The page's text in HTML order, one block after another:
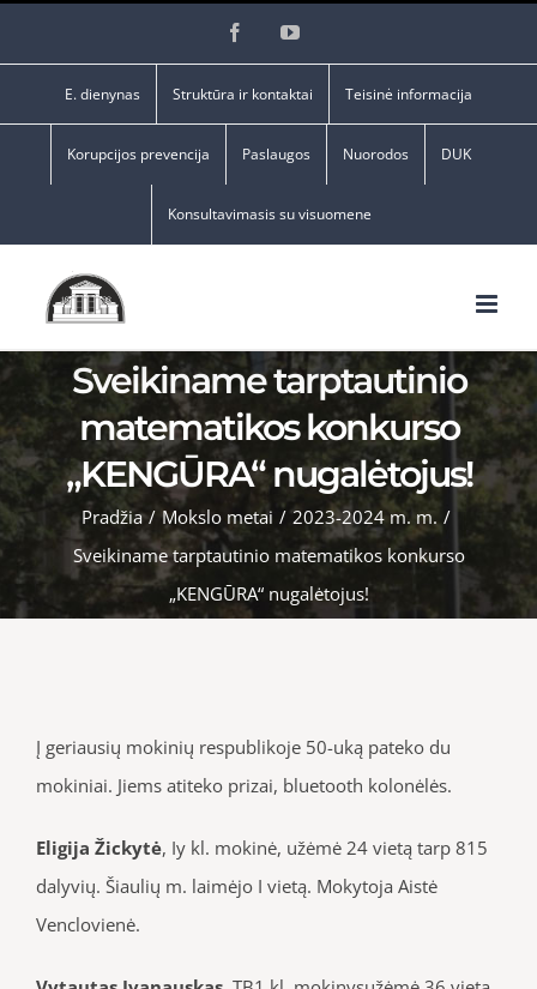
FacebookYouTube
E. dienynas Struktūra ir kontaktai Teisinė informacija
Korupcijos prevencija Paslaugos Nuorodos DUK
Konsultavimasis su visuomene
Sveikiname tarptautinio
matematikos konkurso
„KENGŪRA“ nugalėtojus!
Pradžia / Mokslo metai / 2023-2024 m. m. /
Sveikiname tarptautinio matematikos konkurso
„KENGŪRA“ nugalėtojus!
Į geriausių mokinių respublikoje 50-uką pateko du
mokiniai. Jiems atiteko prizai, bluetooth kolonėlės.
Eligija Žickytė, Iy kl. mokinė, užėmė 24 vietą tarp 815
dalyvių. Šiaulių m. laimėjo I vietą. Mokytoja Aistė
Venclovienė.